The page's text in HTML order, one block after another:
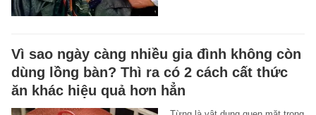
Vì sao ngày càng nhiều gia đình không còn
dùng lồng bàn? Thì ra có 2 cách cất thức
ăn khác hiệu quả hơn hẳn